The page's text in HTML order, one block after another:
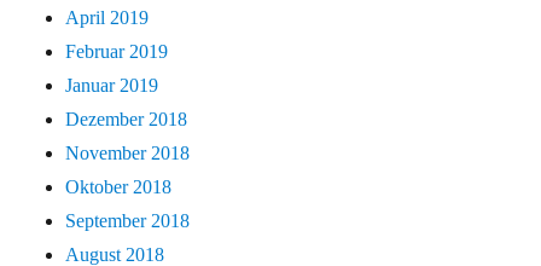
April 2019
Februar 2019
Januar 2019
Dezember 2018
November 2018
Oktober 2018
September 2018
August 2018